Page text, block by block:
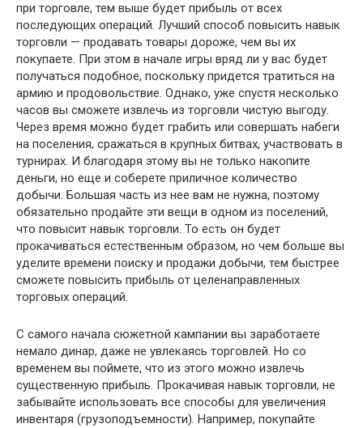
при торговле, тем выше будет прибыль от всех
последующих операций. Лучший способ повысить навык
торговли — продавать товары дороже, чем вы их
покупаете. При этом в начале игры вряд ли у вас будет
получаться подобное, поскольку придется тратиться на
армию и продовольствие. Однако, уже спустя несколько
часов вы сможете извлечь из торговли чистую выгоду.
Через время можно будет грабить или совершать набеги
на поселения, сражаться в крупных битвах, участвовать в
турнирах. И благодаря этому вы не только накопите
деньги, но еще и соберете приличное количество
добычи. Большая часть из нее вам не нужна, поэтому
обязательно продайте эти вещи в одном из поселений,
что повысит навык торговли. То есть он будет
прокачиваться естественным образом, но чем больше вы
уделите времени поиску и продажи добычи, тем быстрее
сможете повысить прибыль от целенаправленных
торговых операций.
С самого начала сюжетной кампании вы заработаете
немало динар, даже не увлекаясь торговлей. Но со
временем вы поймете, что из этого можно извлечь
существенную прибыль. Прокачивая навык торговли, не
забывайте использовать все способы для увеличения
инвентаря (грузоподъемности). Например, покупайте